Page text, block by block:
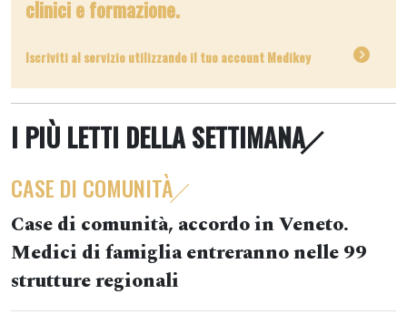
clinici e formazione.
Iscriviti al servizio utilizzando il tuo account Medikey
I PIÙ LETTI DELLA SETTIMANA
CASE DI COMUNITÀ
Case di comunità, accordo in Veneto.
Medici di famiglia entreranno nelle 99
strutture regionali